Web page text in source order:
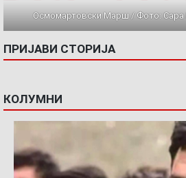
Осмомартовски Марш / Фото: Сара
ПРИЈАВИ СТОРИЈА
КОЛУМНИ